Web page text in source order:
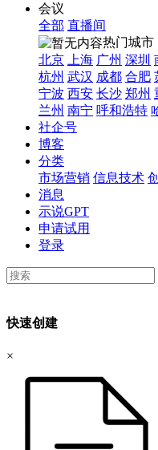
会议
全部 直播间
热门城市
北京
上海 广州 深圳
杭州 武汉 成都 合肥
宁波 西安 长沙 郑州
兰州 南宁 呼和浩特
社企号
博客
分类
市场营销 信息技术
消息
示说GPT
申请试用
登录
快速创建
×